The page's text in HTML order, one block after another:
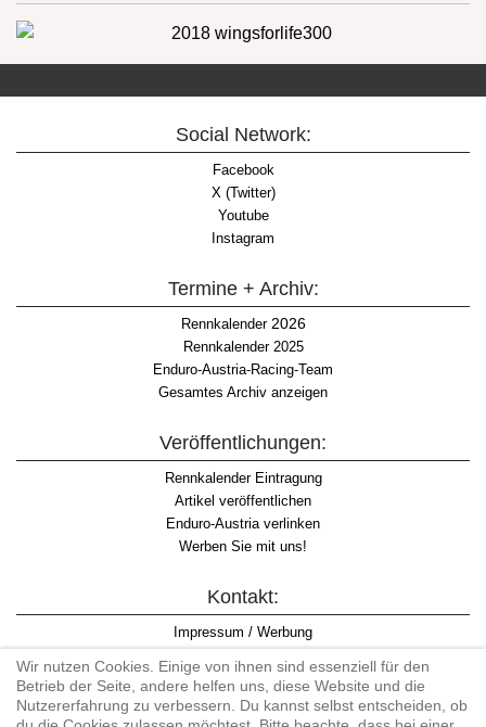
Social Network:
Facebook
X (Twitter)
Youtube
Instagram
Termine + Archiv:
Rennkalender2026
Rennkalender 2025
Enduro-Austria-Racing-Team
Gesamtes Archiv anzeigen
Veröffentlichungen:
Rennkalender Eintragung
Artikel veröffentlichen
Enduro-Austria verlinken
Werben Sie mit uns!
Kontakt:
Impressum / Werbung
Informationspflicht WKO
AGB
Wir nutzen Cookies. Einige von ihnen sind essenziell für den
Betrieb der Seite, andere helfen uns, diese Website und die
Nutzererfahrung zu verbessern. Du kannst selbst entscheiden, ob